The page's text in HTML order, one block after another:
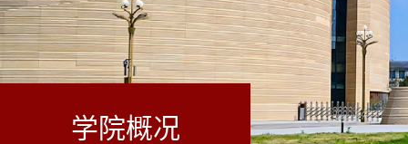
学院概况